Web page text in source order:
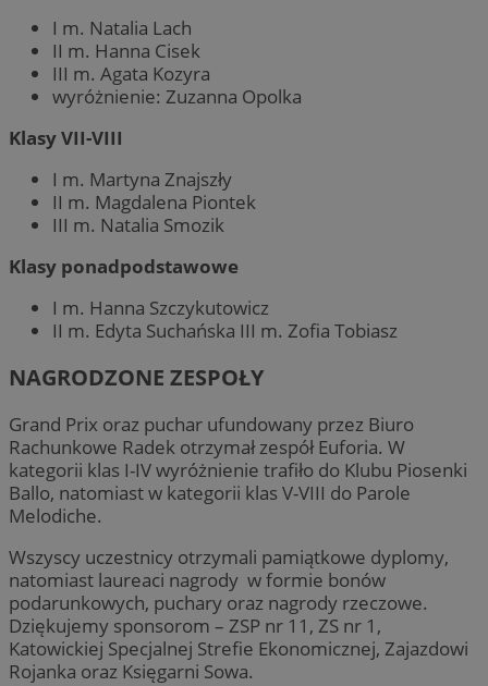
I m. Natalia Lach
II m. Hanna Cisek
III m. Agata Kozyra
wyróżnienie: Zuzanna Opolka
Klasy VII-VIII
I m. Martyna Znajszły
II m. Magdalena Piontek
III m. Natalia Smozik
Klasy ponadpodstawowe
I m. Hanna Szczykutowicz
II m. Edyta Suchańska III m. Zofia Tobiasz
NAGRODZONE ZESPOŁY
Grand Prix oraz puchar ufundowany przez Biuro
Rachunkowe Radek otrzymał zespół Euforia. W
kategorii klas I-IV wyróżnienie trafiło do Klubu Piosenki
Ballo, natomiast w kategorii klas V-VIII do Parole
Melodiche.
Wszyscy uczestnicy otrzymali pamiątkowe dyplomy,
natomiast laureaci nagrody w formie bonów
podarunkowych, puchary oraz nagrody rzeczowe.
Dziękujemy sponsorom – ZSP nr 11, ZS nr 1,
Katowickiej Specjalnej Strefie Ekonomicznej, Zajazdowi
Rojanka oraz Księgarni Sowa.